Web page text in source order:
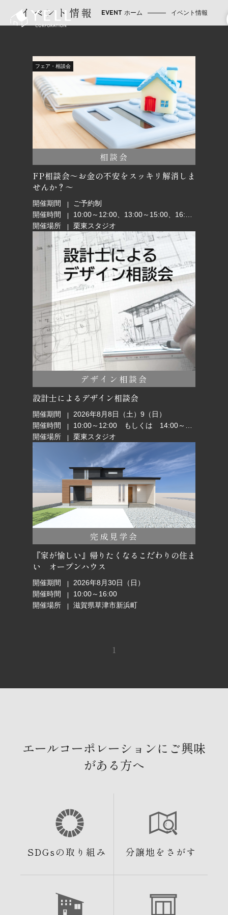
イベント情報 ホーム イベント情報
フェア・相談会
相談会
FP相談会～お金の不安をスッキリ解消しま
せんか？～
開催期間
ご予約制
開催時間
10:00～12:00、13:00～15:00、16:00～18:00
開催場所
栗東スタジオ
デザイン相談会
設計士によるデザイン相談会
開催期間
2026年8月8日（土）9（日）
開催時間
10:00～12:00 もしくは 14:00～16:00
開催場所
栗東スタジオ
完成見学会
『家が愉しい』帰りたくなるこだわりの住ま
い オープンハウス
開催期間
2026年8月30日（日）
開催時間
10:00～16:00
開催場所
滋賀県草津市新浜町
1
エールコーポレーションにご興味
がある方へ
SDGsの取り組み 分譲地をさがす